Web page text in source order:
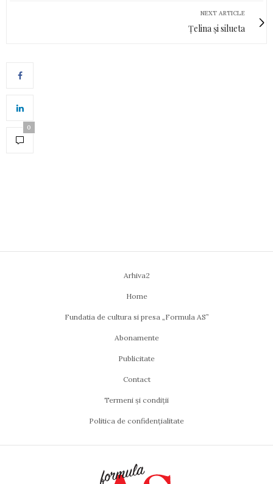
NEXT ARTICLE
Țelina și silueta
0
Arhiva2
Home
Fundatia de cultura si presa „Formula AS”
Abonamente
Publicitate
Contact
Termeni și condiții
Politica de confidențialitate